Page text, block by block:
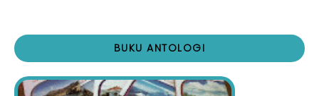
BUKU ANTOLOGI